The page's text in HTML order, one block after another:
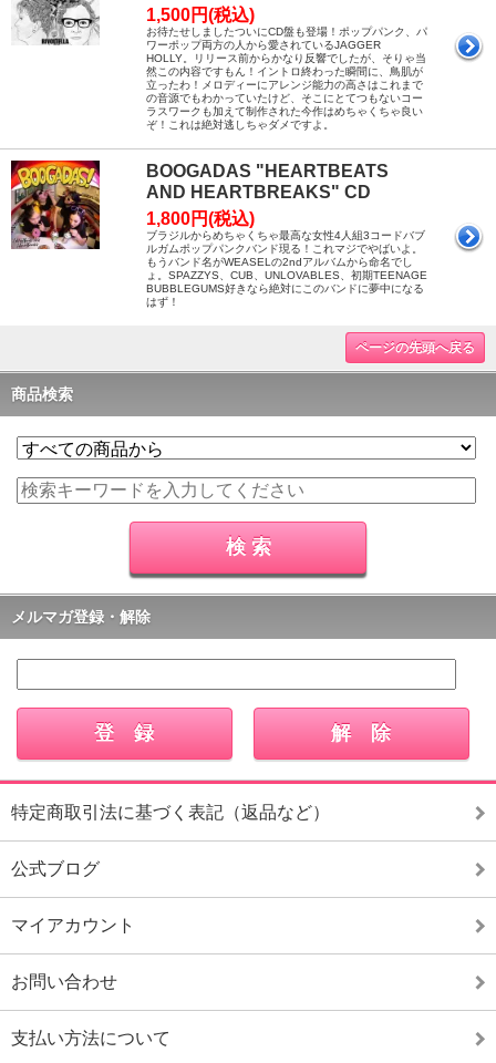
1,500円(税込)
お待たせしましたついにCD盤も登場！ポップパンク、パ
ワーポップ両方の人から愛されているJAGGER
HOLLY。リリース前からかなり反響でしたが、そりゃ当
然この内容ですもん！イントロ終わった瞬間に、鳥肌が
立ったわ！メロディーにアレンジ能力の高さはこれまで
の音源でもわかっていたけど、そこにとてつもないコー
ラスワークも加えて制作された今作はめちゃくちゃ良い
ぞ！これは絶対逃しちゃダメですよ。
BOOGADAS "HEARTBEATS
AND HEARTBREAKS" CD
1,800円(税込)
ブラジルからめちゃくちゃ最高な女性4人組3コードバブ
ルガムポップパンクバンド現る！これマジでやばいよ。
もうバンド名がWEASELの2ndアルバムから命名でし
ょ。SPAZZYS、CUB、UNLOVABLES、初期TEENAGE
BUBBLEGUMS好きなら絶対にこのバンドに夢中になる
はず！
ページの先頭へ戻る
商品検索
メルマガ登録・解除
特定商取引法に基づく表記（返品など）
公式ブログ
マイアカウント
お問い合わせ
支払い方法について